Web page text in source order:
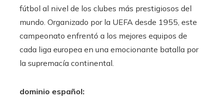
fútbol al nivel de los clubes más prestigiosos del
mundo. Organizado por la UEFA desde 1955, este
campeonato enfrentó a los mejores equipos de
cada liga europea en una emocionante batalla por
la supremacía continental.
dominio español: